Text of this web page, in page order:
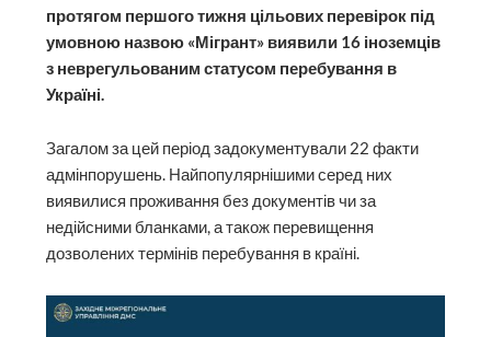
протягом першого тижня цільових перевірок під
умовною назвою «Мігрант» виявили 16 іноземців
з неврегульованим статусом перебування в
Україні.
Загалом за цей період задокументували 22 факти
адмінпорушень. Найпопулярнішими серед них
виявилися проживання без документів чи за
недійсними бланками, а також перевищення
дозволених термінів перебування в країні.